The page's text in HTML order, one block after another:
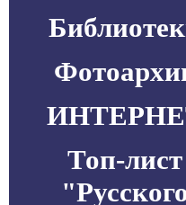
Топ-лист